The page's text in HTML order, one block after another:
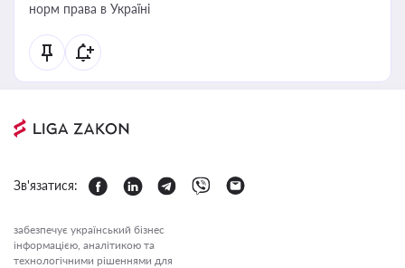
норм права в Україні
Зв'язатися:
забезпечує український бізнес
інформацією, аналітикою та
технологічними рішеннями для